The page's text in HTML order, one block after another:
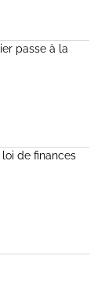
passe à la
loi de finances